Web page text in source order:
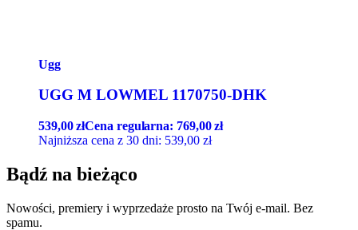
Ugg
UGG M LOWMEL 1170750-DHK
539,00złCena regularna: 769,00zł
Najniższa cena z 30 dni: 539,00 zł
Bądź na bieżąco
Nowości, premiery i wyprzedaże prosto na Twój e-mail. Bez
spamu.